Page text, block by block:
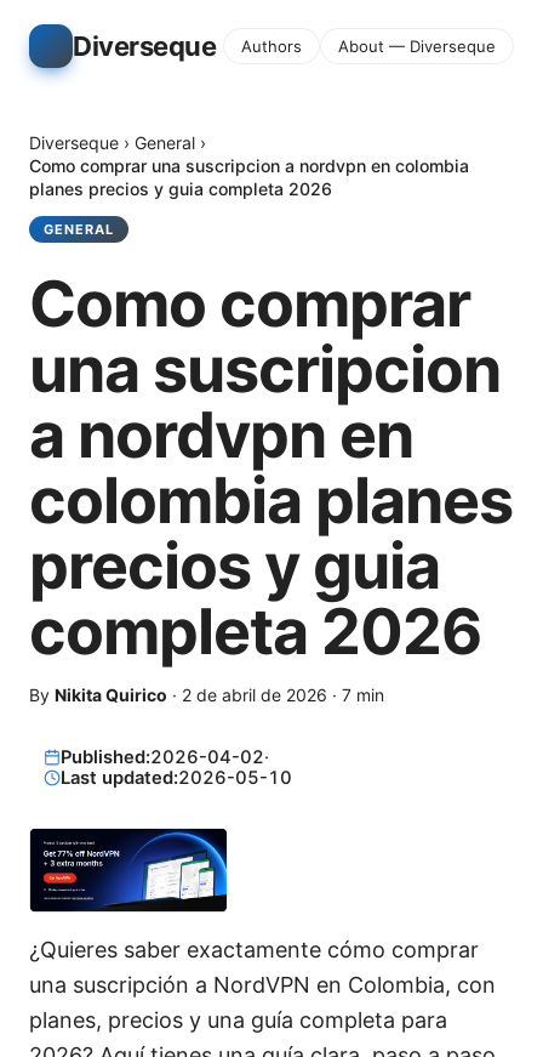
Diverseque Authors About — Diverseque
Diverseque › General ›
Como comprar una suscripcion a nordvpn en colombia
planes precios y guia completa 2026
GENERAL
Como comprar
una suscripcion
a nordvpn en
colombia planes
precios y guia
completa 2026
By Nikita Quirico · 2 de abril de 2026 · 7 min
Published:2026-04-02·
Last updated:2026-05-10
¿Quieres saber exactamente cómo comprar
una suscripción a NordVPN en Colombia, con
planes, precios y una guía completa para